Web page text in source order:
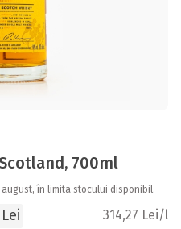
700ml
în limita stocului disponibil.
314,27 Lei/l